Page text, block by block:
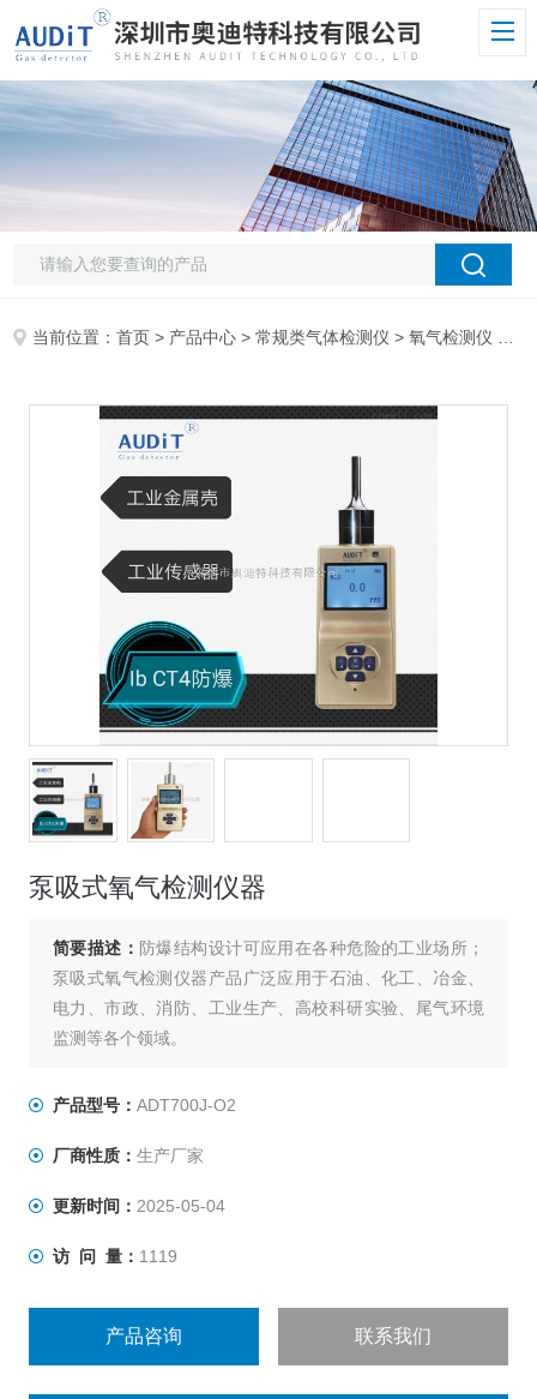
当前位置：首页 > 产品中心 >常规类气体检测仪 >氧气检测仪
泵吸式氧气检测仪器
简要描述： 防爆结构设计可应用在各种危险的工业场所；
泵吸式氧气检测仪器产品广泛应用于石油、化工、冶金、
电力、市政、消防、工业生产、高校科研实验、尾气环境
监测等各个领域。
产品型号： ADT700J-O2
厂商性质： 生产厂家
更新时间： 2025-05-04
访 问 量： 1119
产品咨询 联系我们